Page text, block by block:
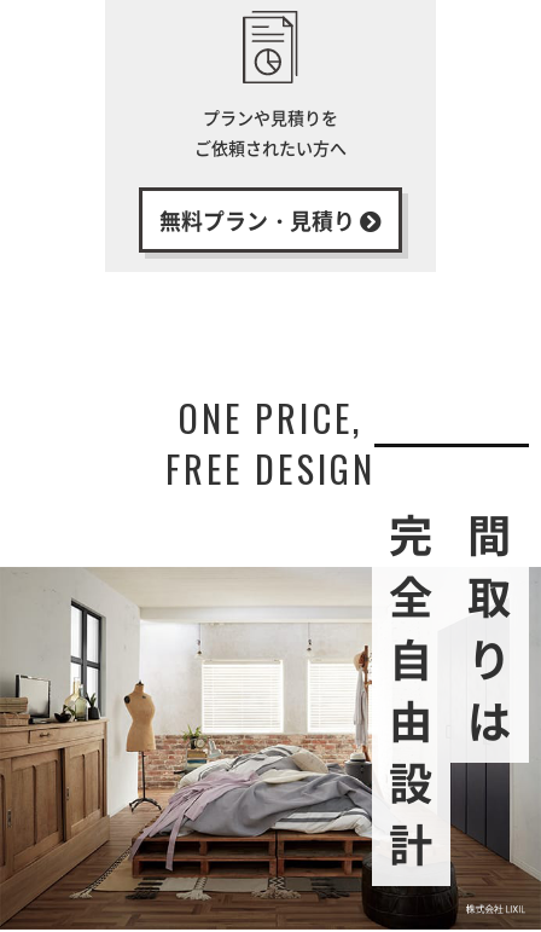
プランや見積りを
ご依頼されたい方へ
無料プラン・見積り
ONE PRICE,
FREE DESIGN
間取りは
完全自由設計